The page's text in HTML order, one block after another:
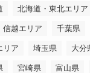
北海道・東北エリア
信越エリア 千葉県
リア 埼玉県 大分
宮崎県 富山県